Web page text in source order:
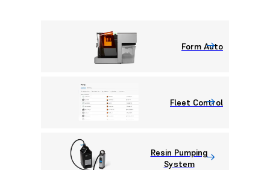
Form Auto
Fleet Control
Resin Pumping
System